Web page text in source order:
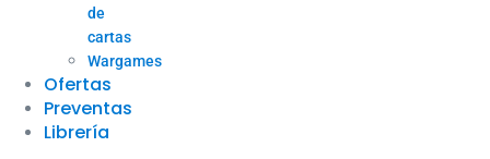
de
cartas
Wargames
Ofertas
Preventas
Librería